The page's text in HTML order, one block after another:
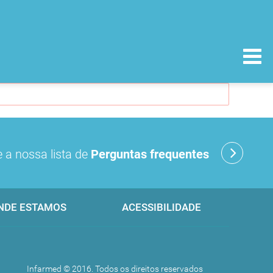
a nossa lista de Perguntas frequentes
ESTAMOS ACESSIBILIDADE
Infarmed © 2016. Todos os direitos reservados